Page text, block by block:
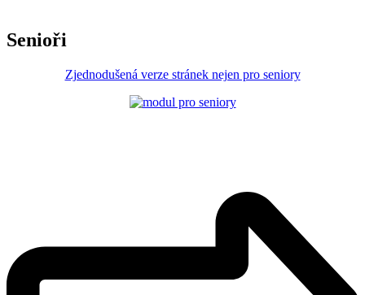
Senioři
Zjednodušená verze stránek nejen pro seniory